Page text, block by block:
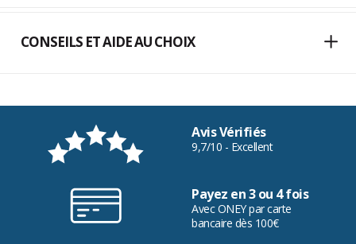
CONSEILS ET AIDE AU CHOIX
Avis Vérifiés
9,7/10 - Excellent
Payez en 3 ou 4 fois
Avec ONEY par carte
bancaire dès 100€